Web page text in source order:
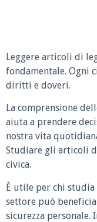
Leggere articoli di
fondamentale. Ogni
diritti e doveri.
La comprensione
aiuta a prendere
nostra vita
Studiare gli articoli
civica.
È utile per chi studia
settore può
sicurezza